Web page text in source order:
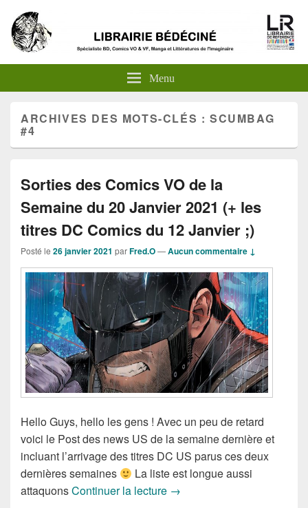
Menu
ARCHIVES DES MOTS-CLÉS :SCUMBAG
#4
Sorties des Comics VO de la
Semaine du 20 Janvier 2021 (+ les
titres DC Comics du 12 Janvier ;)
Posté le 26 janvier 2021 parFred.O—Aucun commentaire ↓
Hello Guys, hello les gens ! Avec un peu de retard
voici le Post des news US de la semaine dernière et
incluant l’arrivage des titres DC US parus ces deux
dernières semaines
La liste est longue aussi
attaquonsContinuer la lecture Sorties des Comics VO de
→